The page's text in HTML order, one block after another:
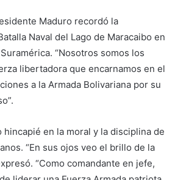
Maduro recordó la
Naval del Lago de Maracaibo en
“Nosotros somos los
libertadora que encarnamos en el
a la Armada Bolivariana por su
hincapié en la moral y la disciplina de
“En sus ojos veo el brillo de la
“Como comandante en jefe,